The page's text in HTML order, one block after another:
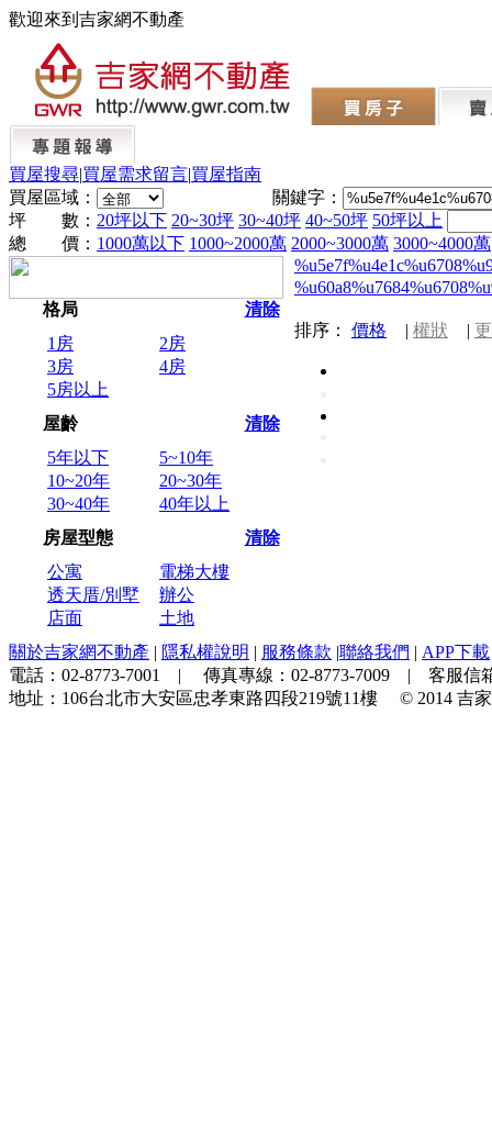
歡迎來到吉家網不動產
買屋搜尋|買屋需求留言|買屋指南
買屋區域：
關鍵字：
坪 數： 20坪以下 20~30坪 30~40坪 40~50坪 50坪以上
總 價： 1000萬以下 1000~2000萬 2000~3000萬 3000~4000萬
格局
清除
1房
2房
3房
4房
5房以上
屋齡
清除
5年以下
5~10年
10~20年
20~30年
30~40年
40年以上
房屋型態
清除
公寓
電梯大樓
透天厝/別墅
辦公
店面
土地
排序： 價格 | 權狀 |
關於吉家網不動產 | 隱私權說明 | 服務條款 |聯絡我們 | APP下載
電話： 02-8773-7001 | 傳真專線： 02-8773-7009 | 客服信
地址： 106台北市大安區忠孝東路四段219號11樓 © 2014 吉